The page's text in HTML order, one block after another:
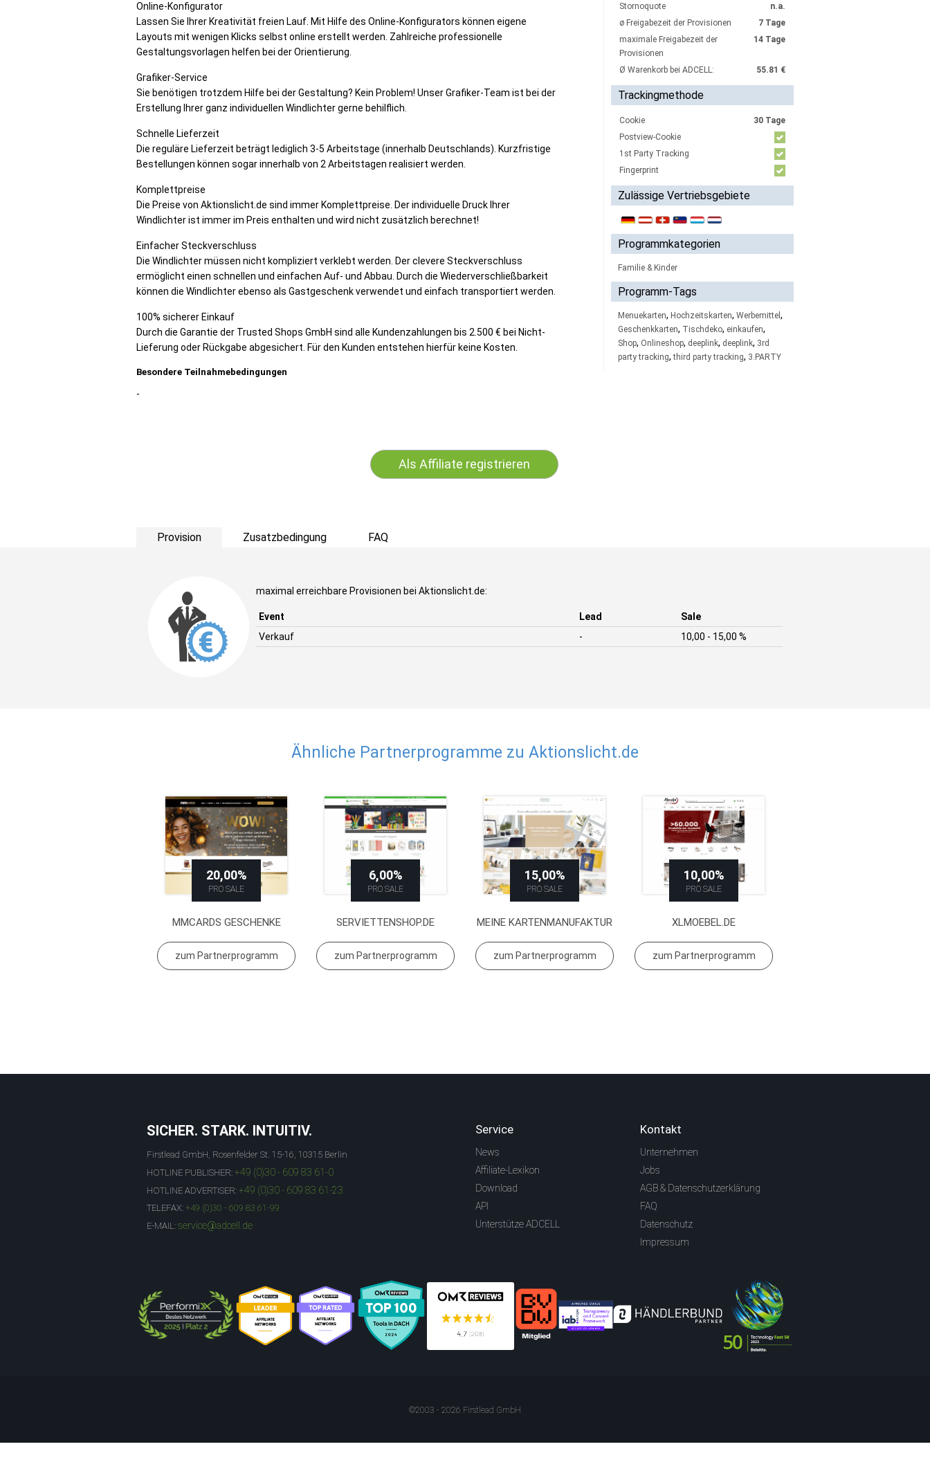
Online-Konfigurator
Lassen Sie Ihrer Kreativität freien Lauf. Mit Hilfe des Online-Konfigurators können eigene
Layouts mit wenigen Klicks selbst online erstellt werden. Zahlreiche professionelle
Gestaltungsvorlagen helfen bei der Orientierung.
Grafiker-Service
Sie benötigen trotzdem Hilfe bei der Gestaltung? Kein Problem! Unser Grafiker-Team ist bei der
Erstellung Ihrer ganz individuellen Windlichter gerne behilflich.
Schnelle Lieferzeit
Die reguläre Lieferzeit beträgt lediglich 3-5 Arbeitstage (innerhalb Deutschlands). Kurzfristige
Bestellungen können sogar innerhalb von 2 Arbeitstagen realisiert werden.
Komplettpreise
Die Preise von Aktionslicht.de sind immer Komplettpreise. Der individuelle Druck Ihrer
Windlichter ist immer im Preis enthalten und wird nicht zusätzlich berechnet!
Einfacher Steckverschluss
Die Windlichter müssen nicht kompliziert verklebt werden. Der clevere Steckverschluss
ermöglicht einen schnellen und einfachen Auf- und Abbau. Durch die Wiederverschließbarkeit
können die Windlichter ebenso als Gastgeschenk verwendet und einfach transportiert werden.
100% sicherer Einkauf
Durch die Garantie der Trusted Shops GmbH sind alle Kundenzahlungen bis 2.500 € bei Nicht-
Lieferung oder Rückgabe abgesichert. Für den Kunden entstehen hierfür keine Kosten.
Besondere Teilnahmebedingungen
-
Stornoquote
n.a.
ø Freigabezeit der Provisionen
7 Tage
maximale Freigabezeit der
Provisionen
14 Tage
Ø Warenkorb bei ADCELL: 55.81 €
Trackingmethode
Cookie
30 Tage
Postview-Cookie
1st Party Tracking
Fingerprint
Zulässige Vertriebsgebiete
Programmkategorien
Familie & Kinder
Programm-Tags
Menuekarten, Hochzeitskarten, Werbemittel ,
Geschenkkarten, Tischdeko, einkaufen,
Shop, Onlineshop, deeplink, deeplink, 3rd
party tracking,third party tracking, 3.PARTY
Als Affiliate registrieren
Provision Zusatzbedingung FAQ
maximal erreichbare Provisionen bei Aktionslicht.de:
Event Lead
Sale
Verkauf
- 10,00 - 15,00 %
Ähnliche Partnerprogramme zu Aktionslicht.de
20,00%
PRO SALE
MMCARDS GESCHENKE
zum Partnerprogramm
6,00%
PRO SALE
SERVIETTENSHOP.DE
zum Partnerprogramm
15,00%
PRO SALE
MEINE KARTENMANUFAKTUR
zum Partnerprogramm
10,00%
PRO SALE
XLMOEBEL.DE
zum Partnerprogramm
SICHER. STARK. INTUITIV.
Firstlead GmbH, Rosenfelder St. 15-16, 10315 Berlin
HOTLINE PUBLISHER: +49 (0)30 - 609 83 61-0
HOTLINE ADVERTISER: +49 (0)30 - 609 83 61-23
TELEFAX: +49 (0)30 - 609 83 61-99
E-MAIL: service@adcell.de
Service
News
Affiliate-Lexikon
Download
API
Unterstütze ADCELL
Kontakt
Unternehmen
Jobs
AGB & Datenschutzerklärung
FAQ
Datenschutz
Impressum
©2003 - 2026 Firstlead GmbH